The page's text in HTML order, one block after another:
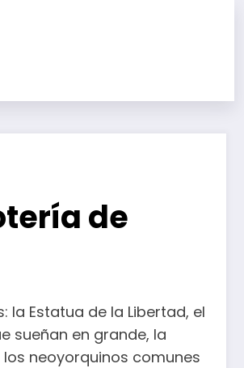
de
Estatua de la Libertad, el
sueñan en grande, la
neoyorquinos comunes